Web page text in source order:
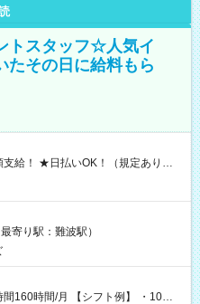
トスタッフ☆人気イ
たその日に給料もら
仕事後はコンビニATMから 日払
寄り駅：難波駅）
シフト例】 ・10：